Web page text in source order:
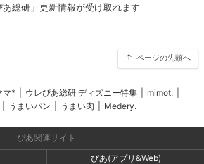
あ総研」更新情報が受け取れます
ページの先頭へ
マ* ウレぴあ総研 ディズニー特集 mimot.
うまいパン うまい肉 Medery.
ぴあ関連サイト
ぴあ(アプリ&Web)